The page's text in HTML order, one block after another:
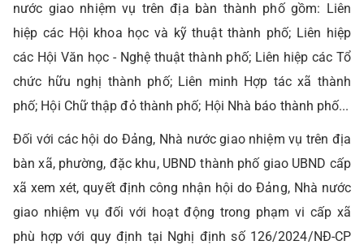
nước giao nhiệm vụ trên địa bàn thành phố gồm: Liên
hiệp các Hội khoa học và kỹ thuật thành phố; Liên hiệp
các Hội Văn học - Nghệ thuật thành phố; Liên hiệp các Tổ
chức hữu nghị thành phố; Liên minh Hợp tác xã thành
phố; Hội Chữ thập đỏ thành phố; Hội Nhà báo thành phố...
Đối với các hội do Đảng, Nhà nước giao nhiệm vụ trên địa
bàn xã, phường, đặc khu, UBND thành phố giao UBND cấp
xã xem xét, quyết định công nhận hội do Đảng, Nhà nước
giao nhiệm vụ đối với hoạt động trong phạm vi cấp xã
phù hợp với quy định tại Nghị định số 126/2024/NĐ-CP